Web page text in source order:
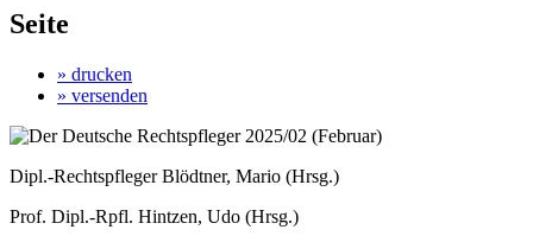
Seite
» drucken
» versenden
Dipl.-Rechtspfleger Blödtner, Mario (Hrsg.)
Prof. Dipl.-Rpfl. Hintzen, Udo (Hrsg.)